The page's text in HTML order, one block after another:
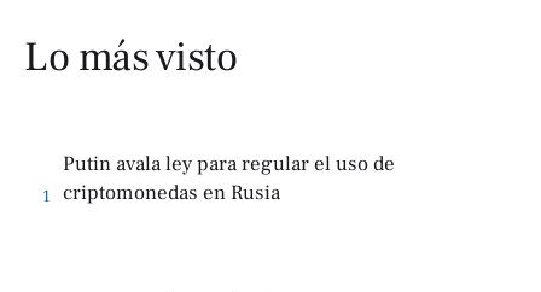
Lo más visto
1
Putin avala ley para regular el uso de
criptomonedas en Rusia